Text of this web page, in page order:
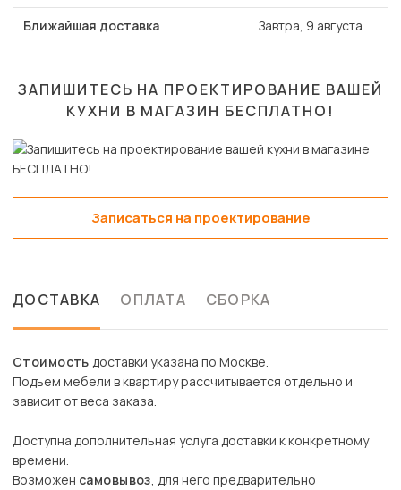
Ближайшая доставка Завтра, 9 августа
ЗАПИШИТЕСЬ НА ПРОЕКТИРОВАНИЕ ВАШЕЙ
КУХНИ В МАГАЗИН БЕСПЛАТНО!
Записаться на проектирование
ДОСТАВКА ОПЛАТА СБОРКА
Стоимость доставки указана по Москве.
Подъем мебели в квартиру рассчитывается отдельно и
зависит от веса заказа.
Доступна дополнительная услуга доставки к конкретному
времени.
Возможен самовывоз, для него предварительно